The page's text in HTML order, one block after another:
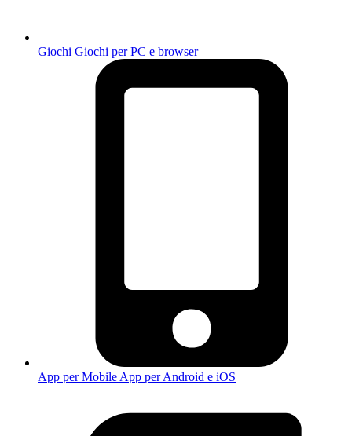
Giochi Giochi per PC e browser
App per Mobile App per Android e iOS